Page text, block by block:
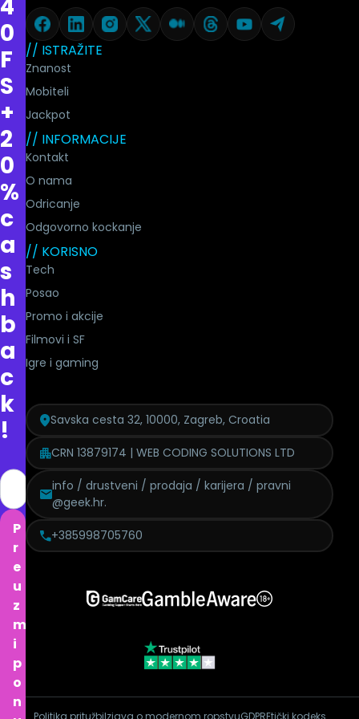
4
0
F
S
+
2
0
%
c
a
s
h
b
a
c
k
!
P
r
e
u
z
m
i
p
o
n
// ISTRAŽITE
Znanost
Mobiteli
Jackpot
// INFORMACIJE
Kontakt
O nama
Odricanje
Odgovorno kockanje
// KORISNO
Tech
Posao
Promo i akcije
Filmovi i SF
Igre i gaming
Savska cesta 32, 10000, Zagreb, Croatia
CRN 13879174 | WEB CODING SOLUTIONS LTD
info / drustveni / prodaja / karijera / pravni
@geek.hr.
+385998705760
Politika pritužbiIzjava o modernom ropstvuGDPREtički kodeks